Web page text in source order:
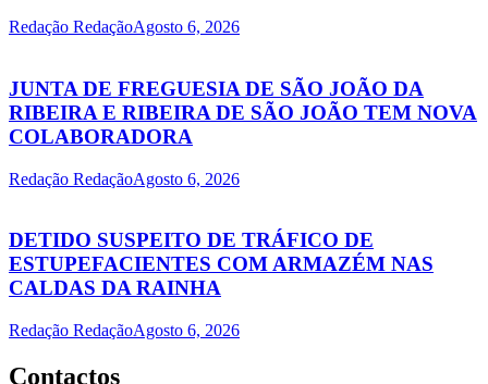
Redação RedaçãoAgosto 6, 2026
JUNTA DE FREGUESIA DE SÃO JOÃO DA
RIBEIRA E RIBEIRA DE SÃO JOÃO TEM NOVA
COLABORADORA
Redação RedaçãoAgosto 6, 2026
DETIDO SUSPEITO DE TRÁFICO DE
ESTUPEFACIENTES COM ARMAZÉM NAS
CALDAS DA RAINHA
Redação RedaçãoAgosto 6, 2026
Contactos